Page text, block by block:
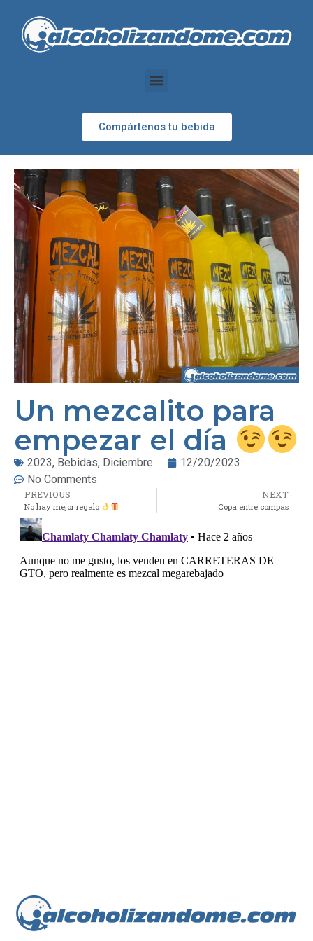
Compártenos tu bebida
Un mezcalito para
empezar el día
2023, Bebidas, Diciembre
12/20/2023
No Comments
PREVIOUS
No hay mejor regalo
NEXT
Copa entre compas